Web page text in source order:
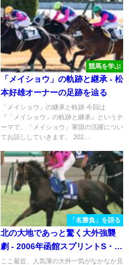
競馬を学ぶ
「メイショウ」の軌跡と継承 - 松
本好雄オーナーの足跡を辿る
「メイショウ」の継承と軌跡 今回は
『「メイショウ」の軌跡と継承』というテ
ーマで、「メイショウ」軍団の活躍につい
てお話ししていきます。 202...
「名勝負」を語る
北の大地であっと驚く大外強襲
劇 - 2006年函館スプリントS・ビ
ーナスライン
ここ最近、人気薄の大外一気がなかなか見